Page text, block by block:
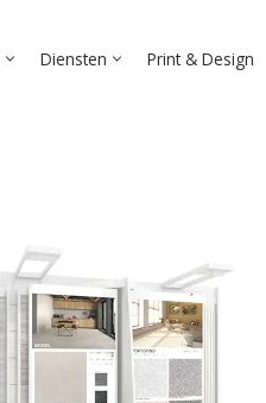
Diensten Print & Design